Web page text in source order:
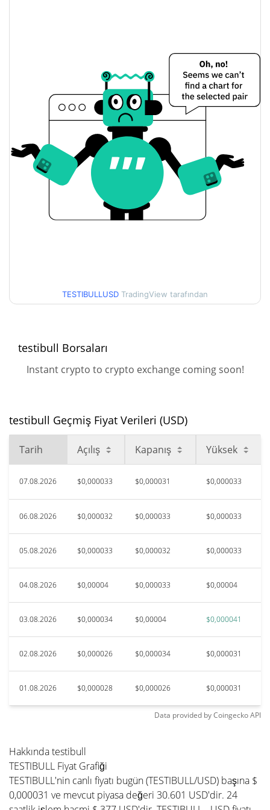
Dünkü Açılış / Kapanış
$0,000031190205 /
$0,000031209374
Dünkü Değişim
Dünkü Hacim $425,86548
Bitcoin Fiyat Geçmişi
7g Düşük/7g Yüksek
$0,000025513864 /
90g Düşük/90g Yüksek
$0,000030704374 /
52 Hafta Düşük / 52 Hafta
Yüksek
TESTIBULLUSD TradingView tarafından
testibull Borsaları
Instant crypto to crypto exchange coming soon!
testibull Geçmiş Fiyat Verileri (USD)
Tarih Açılış Kapanış Yüksek
07.08.2026 $0,000033 $0,000031 $0,000033
06.08.2026 $0,000032 $0,000033 $0,000033
05.08.2026 $0,000033 $0,000032 $0,000033
04.08.2026 $0,00004 $0,000033 $0,00004
03.08.2026 $0,000034 $0,00004 $0,000041
02.08.2026 $0,000026 $0,000034 $0,000031
01.08.2026 $0,000028 $0,000026 $0,000031
Data provided byCoingeckoAPI
Hakkında testibull
TESTIBULL Fiyat Grafiği
TESTIBULL'nin canlı fiyatı bugün (TESTIBULL/USD) başına $
0,000031 ve mevcut piyasa değeri 30.601 USD'dir. 24